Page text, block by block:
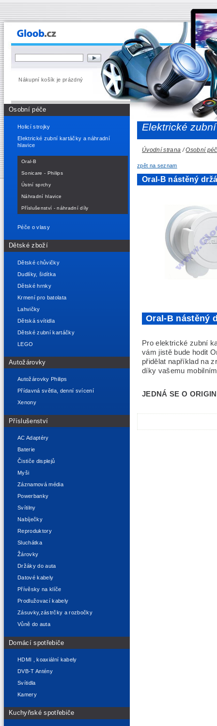
Nákupní košík je prázdný
Osobní péče
Holicí strojky
Elektrické zubní kartáčky a náhradní
hlavice
Oral-B
Sonicare - Philips
Ústní sprchy
Náhradní hlavice
Příslušenství - náhradní díly
Péče o vlasy
Dětské zboží
Dětské chůvičky
Dudlíky, šidítka
Dětské hrnky
Krmení pro batolata
Lahvičky
Dětská svítidla
Dětské zubní kartáčky
LEGO
Autožárovky
Autožárovky Philips
Přídavná světla, denní svícení
Xenony
Příslušenství
AC Adaptéry
Baterie
Čističe displejů
Myši
Záznamová média
Powerbanky
Svítilny
Nabíječky
Reproduktory
Sluchátka
Žárovky
Držáky do auta
Datové kabely
Přívěsky na klíče
Prodlužovací kabely
Zásuvky,zástrčky a rozbočky
Vůně do auta
Domácí spotřebiče
HDMI , koaxiální kabely
DVB-T Antény
Svítidla
Kamery
Kuchyňské spotřebiče
Elektrické
Úvodní strana /Osobní
zpět na seznam
Oral-B nástěný
Oral-B nástěný
Pro elektrické zubní
vám jistě bude hodit
přidělat například na
díky vašemu
JEDNÁ SE O